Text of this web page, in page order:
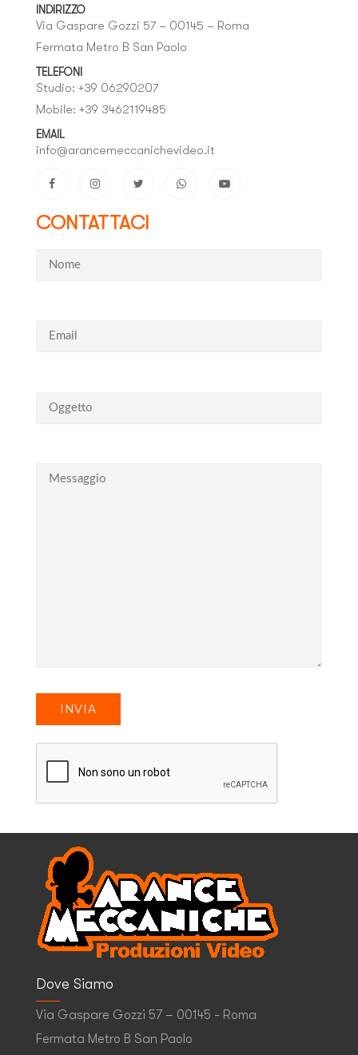
INDIRIZZO
Via Gaspare Gozzi 57 – 00145 – Roma
Fermata Metro B San Paolo
TELEFONI
Studio: +39 06290207
Mobile: +39 3462119485
EMAIL
info@arancemeccanichevideo.it
CONTATTACI
Dove Siamo
Via Gaspare Gozzi 57 – 00145 - Roma
Fermata Metro B San Paolo